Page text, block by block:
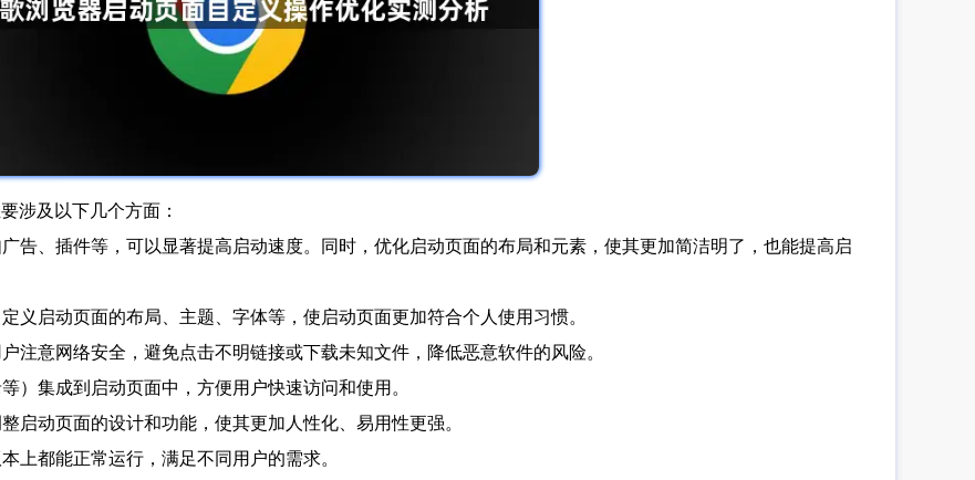
涉及以下几个方面：
告、插件等，可以显著提高启动速度。同时，优化启动页面的布局和元素，使其更加简洁明了，也能提高启
义启动页面的布局、主题、字体等，使启动页面更加符合个人使用习惯。
注意网络安全，避免点击不明链接或下载未知文件，降低恶意软件的风险。
）集成到启动页面中，方便用户快速访问和使用。
启动页面的设计和功能，使其更加人性化、易用性更强。
上都能正常运行，满足不同用户的需求。